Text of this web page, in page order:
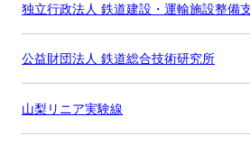
独立行政法人 鉄道建設・運輸施設整備
公益財団法人 鉄道総合技術研究所
山梨リニア実験線